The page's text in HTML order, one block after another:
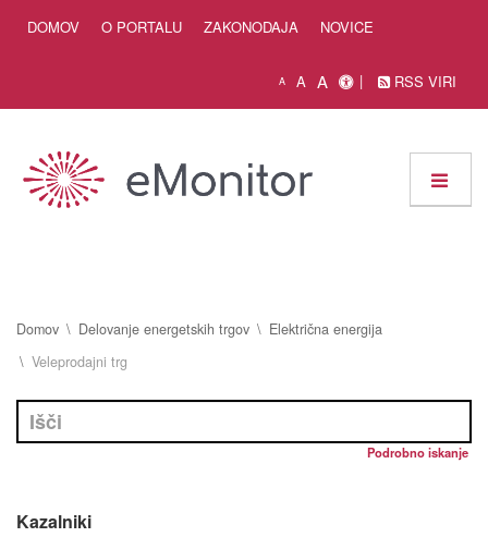
DOMOV O PORTALU ZAKONODAJA NOVICE
A A A RSS VIRI
Domov Delovanje energetskih trgov
Električna energija
Veleprodajni trg
Podrobno iskanje
Kazalniki